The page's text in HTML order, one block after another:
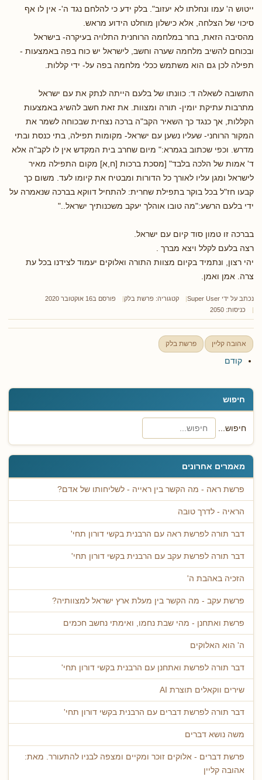
חיפוש
חיפוש...
מאמרים אחרונים
פרשת ראה - מה הקשר בין ראייה - לשליחותו של אדם?
הראיה - לדרך טובה
דבר תורה לפרשת ראה עם הרבנית בקשי דורון תחי'
דבר תורה לפרשת עקב עם הרבנית בקשי דורון תחי'
הזכיה באהבת ה'
פרשת עקב - מה הקשר בין מעלת ארץ ישראל למצוותיה?
פרשת ואתחנן - מהי שבת נחמו, ואימתי נחשב חכמים
ה' הוא האלוקים
דבר תורה לפרשת ואתחנן עם הרבנית בקשי דורון תחי'
שירים ווקאלים תוצרת AI
דבר תורה לפרשת דברים עם הרבנית בקשי דורון תחי'
משה נושא דברים
פרשת דברים - אלוקים זוכר ומקיים ומצפה לבניו להתעורר. מאת:
אהובה קליין
ייטוש ה' עמו ונחלתו לא יעזוב". בלק ידע כי להלחם נגד ה'- אין לו אף
סיכוי של הצלחה, אלא כישלון מוחלט הידוע מראש.
מהסיבה הזאת, בחר במלחמה הרוחנית התלויה בעיקרה- בישראל
ובכוחם להשיב מלחמה שערה וחשב, לישראל יש כוח בפה באמצעות -
תפילה לכן גם הוא משתמש ככלי מלחמה בפה על- ידי קללות.
התשובה לשאלה ד: כוונתו של בלעם הייתה לנתק את עם ישראל
מתרבות עתיקת יומין- תורה ומצוות. את זאת חשב להשיג באמצעות
הקללות, אך כנגד כך השאיר הקב"ה ברכה נצחית שבכוחה לשמר את
המקור הרוחני- שעליו נשען עם ישראל- מקומות תפילה, בתי כנסת ובתי
מדרש. וכפי שכתוב בגמרא:" מיום שחרב בית המקדש אין לו לקב"ה אלא
ד' אמות של הלכה בלבד" [מסכת ברכות [ח,א] מקום התפילה מאיר
לישראל ומגן עליו לאורך כל הדורות ומבטיח את קיומו לעד. משום כך
קבעו חז"ל בכל בוקר בתפילת שחרית: להתחיל דווקא בברכה שנאמרה על
ידי בלעם הרשע:"מה טובו אוהלך יעקב משכנותיך ישראל.."
בברכה זו טמון סוד קיום עם ישראל.
רצה בלעם לקלל ויצא מברך .
יהי רצון, ונתמיד בקיום מצוות התורה ואלוקים יעמוד לצידנו בכל עת
צרה. אמן ואמן.
נכתב על ידי Super User קטגוריה: פרשת בלק
פורסם ב16 אוקטובר 2020
כניסות: 2050
אהובה קליין פרשת בלק
קודם